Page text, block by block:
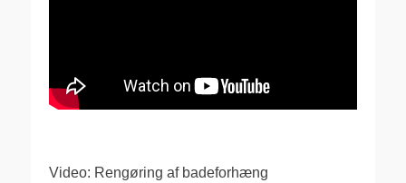
Video: Rengøring af badeforhæng